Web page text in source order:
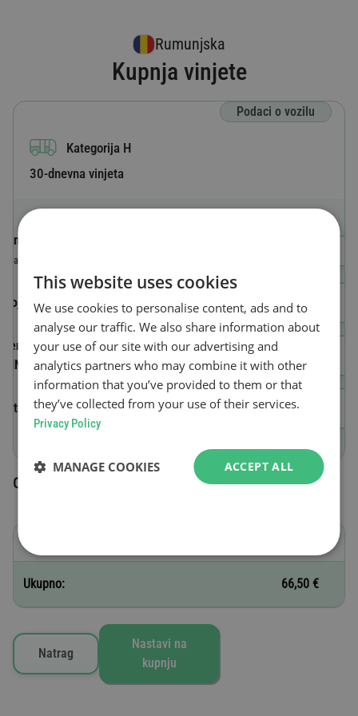
Rumunjska
Kupnja vinjete
Podaci o vozilu
Kategorija H
30-dnevna vinjeta
Oznaka zemlje
Država u kojoj je vozilo registrirano
Broj registarske oznake
Identifikacijski broj vozila
(VIN)
Datum početka valjanosti
Odabrane vinjete
Ukupno: 66,50 €
Natrag
Nastavi na
kupnju
This website uses cookies
We use cookies to personalise content, ads and to
analyse our traffic. We also share information about
your use of our site with our advertising and
analytics partners who may combine it with other
information that you’ve provided to them or that
they’ve collected from your use of their services.
Privacy Policy
ACCEPT ALL
MANAGE COOKIES